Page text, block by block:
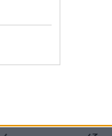
δόσης
μάλιστα, με
κριτήρια